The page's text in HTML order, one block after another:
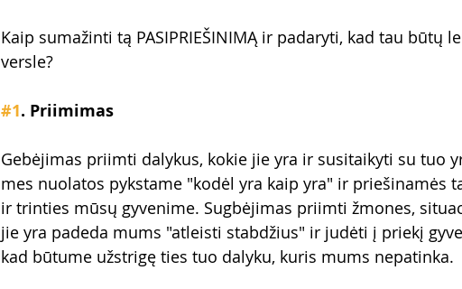
Kaip sumažinti tą PASIPRIEŠINIMĄ ir padaryti, kad tau būtų
versle?
#1. Priimimas
Gebėjimas priimti dalykus, kokie jie yra ir susitaikyti su tuo
mes nuolatos pykstame "kodėl yra kaip yra" ir priešinamės
ir trinties mūsų gyvenime. Sugbėjimas priimti žmones,
jie yra padeda mums "atleisti stabdžius" ir judėti į priekį
kad būtume užstrigę ties tuo dalyku, kuris mums nepatinka.